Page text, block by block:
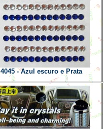
4045 - Azul escuro e Prata